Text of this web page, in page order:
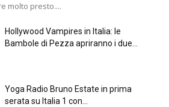
molto presto....
Hollywood Vampires in Italia: le
Bambole di Pezza apriranno i due...
Yoga Radio Bruno Estate in prima
serata su Italia 1 con...